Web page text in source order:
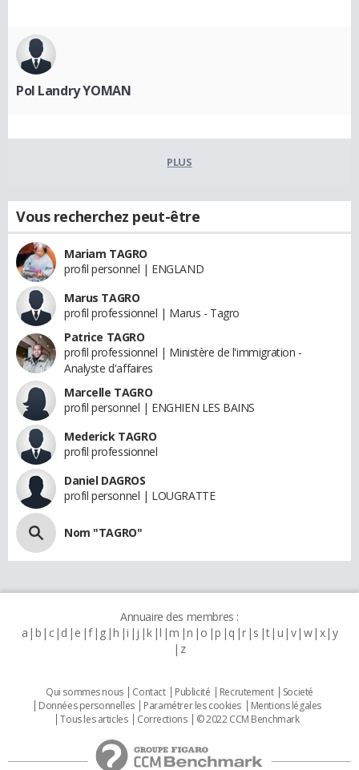
Pol Landry YOMAN
PLUS
Vous recherchez peut-être
Mariam TAGRO
profil personnel | ENGLAND
Marus TAGRO
profil professionnel | Marus - Tagro
Patrice TAGRO
profil professionnel | Ministère de l'immigration -
Analyste d'affaires
Marcelle TAGRO
profil personnel | ENGHIEN LES BAINS
Mederick TAGRO
profil professionnel
Daniel DAGROS
profil personnel | LOUGRATTE
Nom "TAGRO"
Annuaire des membres :
a b c d e f g h i j k l m n o p q r s t u v w x y
z
Qui sommes nous Contact Publicité Recrutement
Societé
Données personnelles
Paramétrer les cookies
Mentions légales
Tous les articles
Corrections © 2022 CCM Benchmark